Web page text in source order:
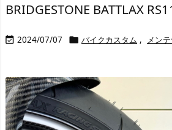
BRIDGESTONE BATTLAX
 2024/07/07  バイクカスタム , メン